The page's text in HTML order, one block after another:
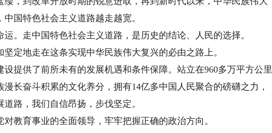
国特色社会主义道路越走越宽。
走中国特色社会主义道路，是历史的结论、人民的选择。
地走在这条实现中华民族伟大复兴的必由之路上。
供了前所未有的发展机遇和条件保障。站立在960多万平方公里
长奋斗积累的文化养分，拥有14亿多中国人民聚合的磅礴之力，
路，我们自信昂扬，步伐坚定。
育事业的全面领导，牢牢把握正确的政治方向。